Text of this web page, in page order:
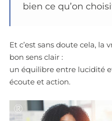
bien ce qu’on
Et c’est sans doute cela, la
bon sens clair :
un équilibre entre lucidité
écoute et action.